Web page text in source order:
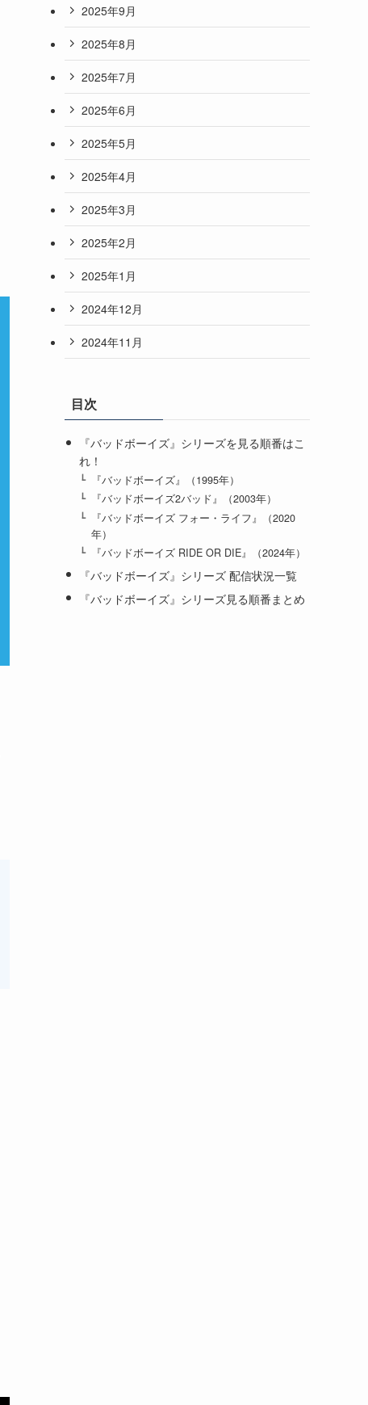
2025年9月
2025年8月
2025年7月
2025年6月
2025年5月
2025年4月
2025年3月
2025年2月
2025年1月
2024年12月
2024年11月
目次
『バッドボーイズ』シリーズを見る順番はこ
れ！
『バッドボーイズ』（1995年）
『バッドボーイズ2バッド』（2003年）
『バッドボーイズ フォー・ライフ』（2020
年）
『バッドボーイズ RIDE OR DIE』（2024年）
『バッドボーイズ』シリーズ 配信状況一覧
『バッドボーイズ』シリーズ見る順番まとめ